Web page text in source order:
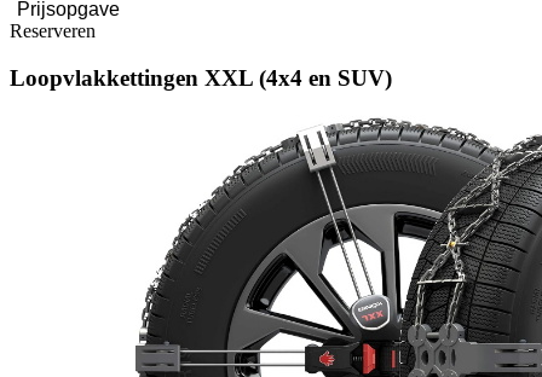
Reserveren
Loopvlakkettingen XXL (4x4 en SUV)